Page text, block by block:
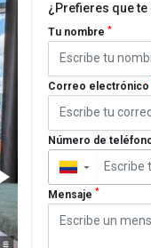
¿Prefieres que
Tu nombre *
Correo electrónico
Número de
▼
Mensaje *